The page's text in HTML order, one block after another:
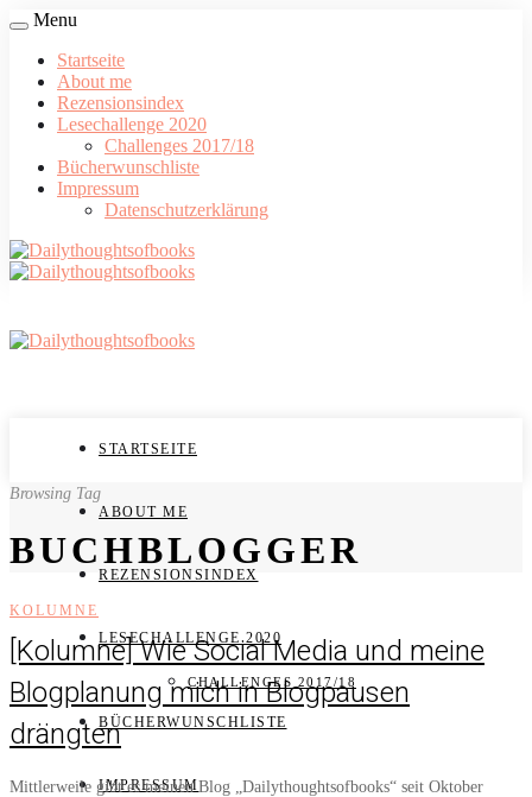
Menu
Startseite
About me
Rezensionsindex
Lesechallenge 2020
Challenges 2017/18
Bücherwunschliste
Impressum
Datenschutzerklärung
STARTSEITE
ABOUT ME
REZENSIONSINDEX
LESECHALLENGE 2020
CHALLENGES 2017/18
BÜCHERWUNSCHLISTE
IMPRESSUM
Browsing Tag
BUCHBLOGGER
KOLUMNE
[Kolumne] Wie Social Media und meine
Blogplanung mich in Blogpausen
drängten
Mittlerweile gibt es meinen Blog „Dailythoughtsofbooks“ seit Oktober